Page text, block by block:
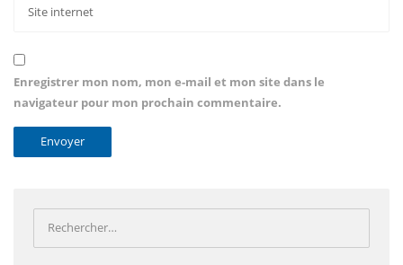
Enregistrer mon nom, mon e-mail et mon site dans le
navigateur pour mon prochain commentaire.